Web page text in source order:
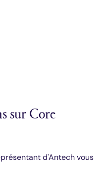
sur Core
d'Antech vous